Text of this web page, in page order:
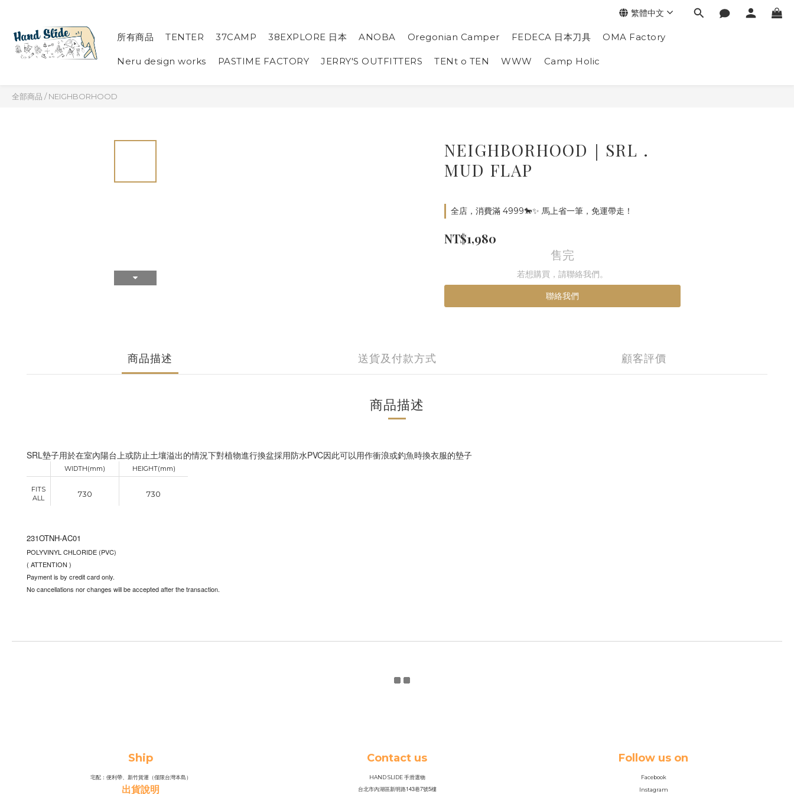
所有商品 TENTER 37CAMP 38EXPLORE 日本 ANOBA Oregonian Camper FEDECA 日本刀具 OMA Factory
Neru design works PASTIME FACTORY JERRY'S OUTFITTERS TENt o TEN WWW Camp Holic
繁體中文
全部商品 /NEIGHBORHOOD
NEIGHBORHOOD｜SRL .
MUD FLAP
全店，消費滿 4999🐎✨ 馬上省一筆，免運帶走！
NT$1,980
售完
若想購買，請聯絡我們。
聯絡我們
商品描述 送貨及付款方式 顧客評價
商品描述
SRL墊子用於在室內陽台上或防止土壤溢出的情況下對植物進行換盆採用防水PVC因此可以用作衝浪或釣魚時換衣服的墊子
WIDTH(mm) HEIGHT(mm)
FITS
ALL
730 730
231OTNH-AC01
POLYVINYL CHLORIDE (PVC)
( ATTENTION )
Payment is by credit card only.
No cancellations nor changes will be accepted after the transaction.
Ship
宅配：便利帶、新竹貨運（僅限台灣本島）
出貨說明
Contact us
HAND SLIDE 手滑選物
台北市內湖區新明路143巷7號5樓
Follow us on
Facebook
Instagram